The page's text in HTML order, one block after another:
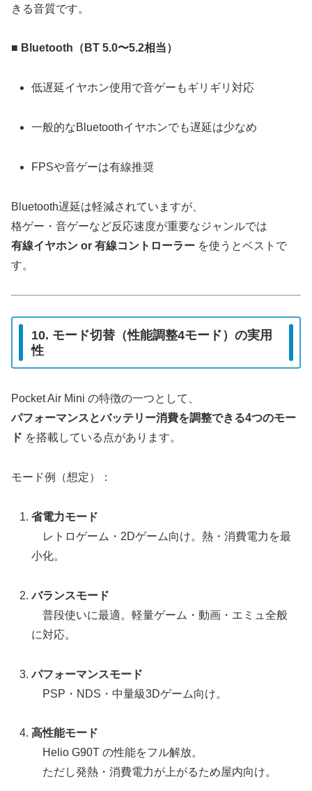
きる音質です。
■ Bluetooth（BT 5.0〜5.2相当）
低遅延イヤホン使用で音ゲーもギリギリ対応
一般的なBluetoothイヤホンでも遅延は少なめ
FPSや音ゲーは有線推奨
Bluetooth遅延は軽減されていますが、
格ゲー・音ゲーなど反応速度が重要なジャンルでは
有線イヤホン or 有線コントローラー を使うとベストで
す。
10. モード切替（性能調整4モード）の実用
性
Pocket Air Mini の特徴の一つとして、
パフォーマンスとバッテリー消費を調整できる4つのモー
ド を搭載している点があります。
モード例（想定）：
省電力モード
レトロゲーム・2Dゲーム向け。熱・消費電力を最
小化。
バランスモード
普段使いに最適。軽量ゲーム・動画・エミュ全般
に対応。
パフォーマンスモード
PSP・NDS・中量級3Dゲーム向け。
高性能モード
Helio G90T の性能をフル解放。
ただし発熱・消費電力が上がるため屋内向け。